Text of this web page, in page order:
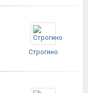
Строгино